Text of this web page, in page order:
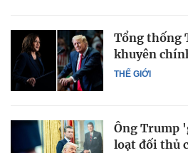
THẾ GIỚI
Tổng thống
khuyên
Ông Trump
loạt đối thủ